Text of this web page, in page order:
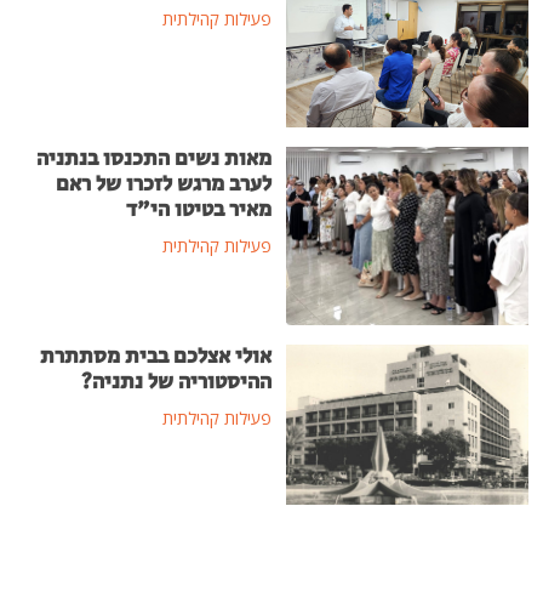
פעילות קהילתית
מאות נשים התכנסו בנתניה
לערב מרגש לזכרו של ראם
מאיר בטיטו הי"ד
פעילות קהילתית
אולי אצלכם בבית מסתתרת
ההיסטוריה של נתניה?
פעילות קהילתית